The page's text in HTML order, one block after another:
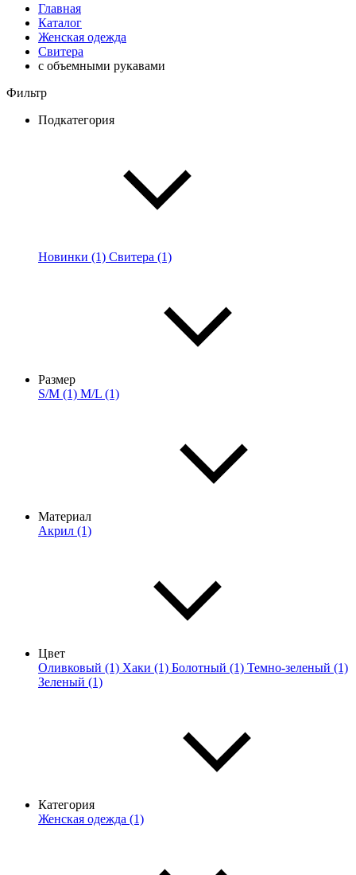
Главная
Каталог
Женская одежда
Свитера
с объемными рукавами
Фильтр
Подкатегория
Новинки (1) Свитера (1)
Размер
S/M (1) M/L (1)
Материал
Акрил (1)
Цвет
Оливковый (1) Хаки (1) Болотный (1) Темно-зеленый (1)
Зеленый (1)
Категория
Женская одежда (1)